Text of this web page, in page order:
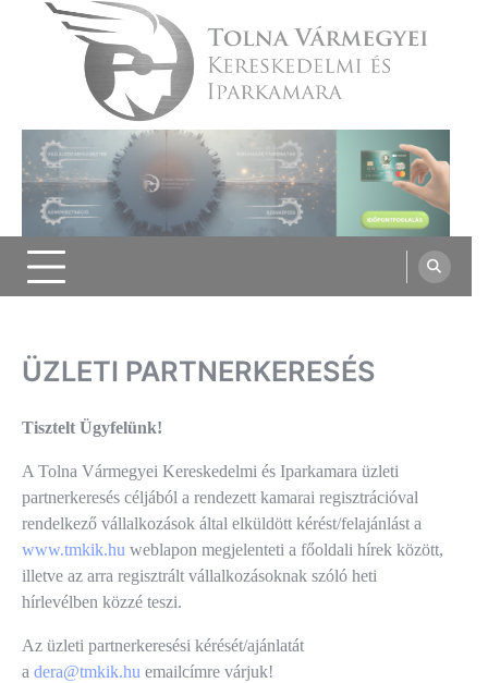
Tolna Vármegyei Kereskedelmi és
Iparkamara
ÜZLETI PARTNERKERESÉS
Tisztelt Ügyfelünk!
A Tolna Vármegyei Kereskedelmi és Iparkamara üzleti
partnerkeresés céljából a rendezett kamarai regisztrációval
rendelkező vállalkozások által elküldött kérést/felajánlást a
www.tmkik.hu weblapon megjelenteti a főoldali hírek között,
illetve az arra regisztrált vállalkozásoknak szóló heti
hírlevélben közzé teszi.
Az üzleti partnerkeresési kérését/ajánlatát
a dera@tmkik.hu emailcímre várjuk!